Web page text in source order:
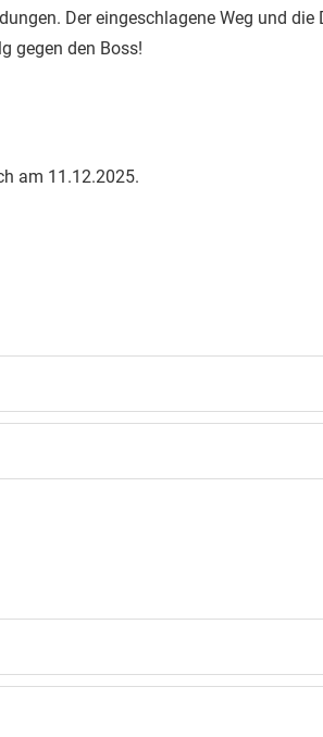
Der eingeschlagene Weg und
gegen den Boss!
am 11.12.2025.